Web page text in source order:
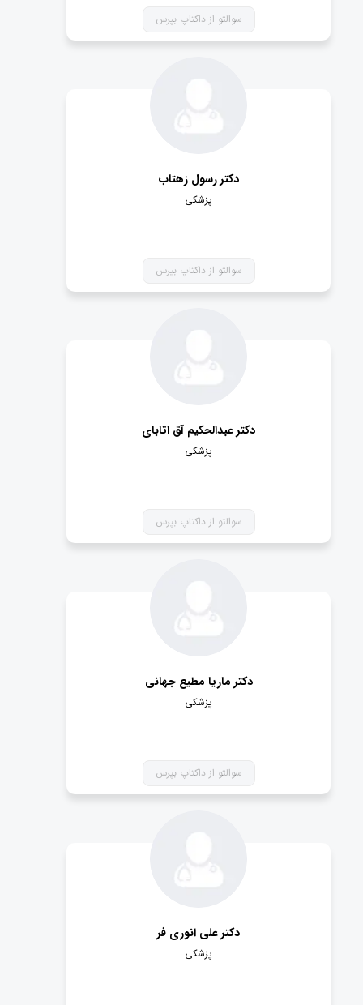
سوالتو از داکتاپ بپرس
دکتر رسول زهتاب
پزشکی
سوالتو از داکتاپ بپرس
دکتر عبدالحکیم آق اتابای
پزشکی
سوالتو از داکتاپ بپرس
دکتر ماریا مطیع جهانی
پزشکی
سوالتو از داکتاپ بپرس
دکتر علی انوری فر
پزشکی